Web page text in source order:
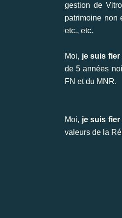
gestion de
patrimoine non
etc., etc.
Moi, je suis fier
de 5 années
FN et du MNR.
Moi, je suis fier
valeurs de la